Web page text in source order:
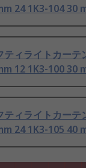
24 1K3-104 30
ィライトカーテ
12 1K3-100 30
ィライトカーテ
24 1K3-105 40